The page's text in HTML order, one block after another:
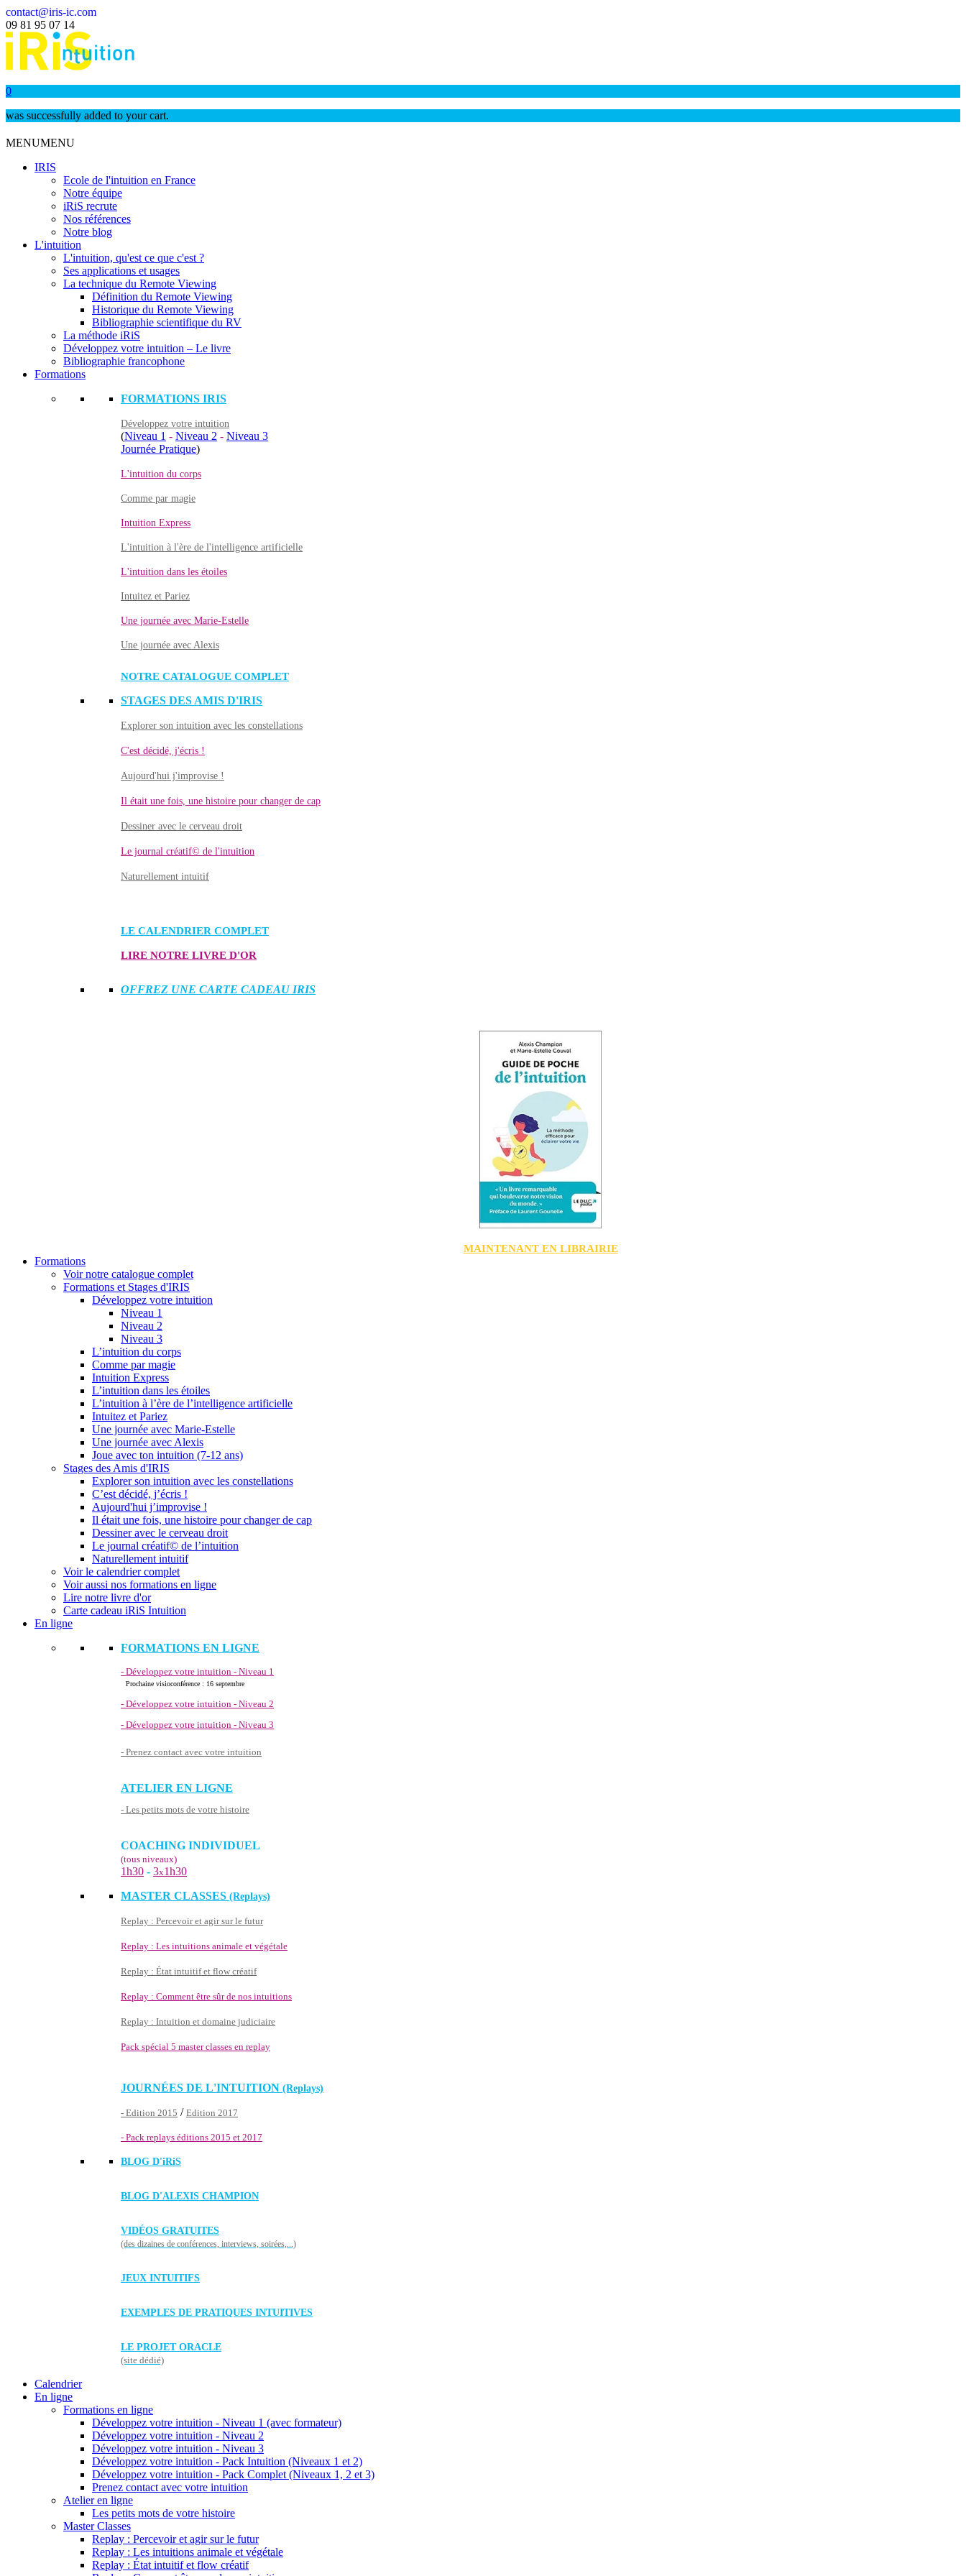
contact@iris-ic.com
09 81 95 07 14
0
was successfully added to your cart.
MENUMENU
IRIS
Ecole de l'intuition en France
Notre équipe
iRiS recrute
Nos références
Notre blog
L'intuition
L'intuition, qu'est ce que c'est ?
Ses applications et usages
La technique du Remote Viewing
Définition du Remote Viewing
Historique du Remote Viewing
Bibliographie scientifique du RV
La méthode iRiS
Développez votre intuition – Le livre
Bibliographie francophone
Formations
FORMATIONS IRIS
Développez votre intuition
(Niveau 1 - Niveau 2 - Niveau 3
Journée Pratique)
L'intuition du corps
Comme par magie
Intuition Express
L'intuition à l'ère de l'intelligence artificielle
L'intuition dans les étoiles
Intuitez et Pariez
Une journée avec Marie-Estelle
Une journée avec Alexis
NOTRE CATALOGUE COMPLET
STAGES DES AMIS D'IRIS
Explorer son intuition avec les constellations
C'est décidé, j'écris !
Aujourd'hui j'improvise !
Il était une fois, une histoire pour changer de cap
Dessiner avec le cerveau droit
Le journal créatif© de l'intuition
Naturellement intuitif
LE CALENDRIER COMPLET
LIRE NOTRE LIVRE D'OR
OFFREZ UNE CARTE CADEAU IRIS
MAINTENANT EN LIBRAIRIE
Formations
Voir notre catalogue complet
Formations et Stages d'IRIS
Développez votre intuition
Niveau 1
Niveau 2
Niveau 3
L’intuition du corps
Comme par magie
Intuition Express
L’intuition dans les étoiles
L’intuition à l’ère de l’intelligence artificielle
Intuitez et Pariez
Une journée avec Marie-Estelle
Une journée avec Alexis
Joue avec ton intuition (7-12 ans)
Stages des Amis d'IRIS
Explorer son intuition avec les constellations
C’est décidé, j’écris !
Aujourd'hui j’improvise !
Il était une fois, une histoire pour changer de cap
Dessiner avec le cerveau droit
Le journal créatif© de l’intuition
Naturellement intuitif
Voir le calendrier complet
Voir aussi nos formations en ligne
Lire notre livre d'or
Carte cadeau iRiS Intuition
En ligne
FORMATIONS EN LIGNE
- Développez votre intuition - Niveau 1
Prochaine visioconférence : 16 septembre
- Développez votre intuition - Niveau 2
- Développez votre intuition - Niveau 3
- Prenez contact avec votre intuition
ATELIER EN LIGNE
- Les petits mots de votre histoire
COACHING INDIVIDUEL
(tous niveaux)
1h30 - 3x1h30
MASTER CLASSES (Replays)
Replay : Percevoir et agir sur le futur
Replay : Les intuitions animale et végétale
Replay : État intuitif et flow créatif
Replay : Comment être sûr de nos intuitions
Replay : Intuition et domaine judiciaire
Pack spécial 5 master classes en replay
JOURNÉES DE L'INTUITION (Replays)
- Edition 2015 / Edition 2017
- Pack replays éditions 2015 et 2017
BLOG D'iRiS
BLOG D'ALEXIS CHAMPION
VIDÉOS GRATUITES
(des dizaines de conférences, interviews, soirées,...)
JEUX INTUITIFS
EXEMPLES DE PRATIQUES INTUITIVES
LE PROJET ORACLE
(site dédié)
Calendrier
En ligne
Formations en ligne
Développez votre intuition - Niveau 1 (avec formateur)
Développez votre intuition - Niveau 2
Développez votre intuition - Niveau 3
Développez votre intuition - Pack Intuition (Niveaux 1 et 2)
Développez votre intuition - Pack Complet (Niveaux 1, 2 et 3)
Prenez contact avec votre intuition
Atelier en ligne
Les petits mots de votre histoire
Master Classes
Replay : Percevoir et agir sur le futur
Replay : Les intuitions animale et végétale
Replay : État intuitif et flow créatif